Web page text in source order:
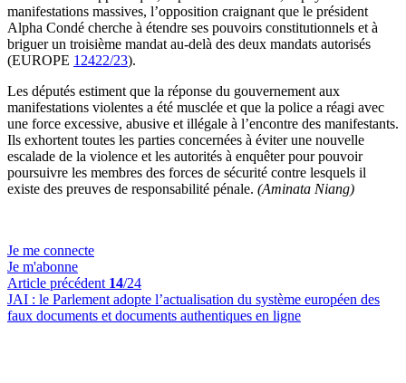
manifestations massives, l’opposition craignant que le président
Alpha Condé cherche à étendre ses pouvoirs constitutionnels et à
briguer un troisième mandat au-delà des deux mandats autorisés
(EUROPE 12422/23).
Les députés estiment que la réponse du gouvernement aux
manifestations violentes a été musclée et que la police a réagi avec
une force excessive, abusive et illégale à l’encontre des manifestants.
Ils exhortent toutes les parties concernées à éviter une nouvelle
escalade de la violence et les autorités à enquêter pour pouvoir
poursuivre les membres des forces de sécurité contre lesquels il
existe des preuves de responsabilité pénale. (Aminata Niang)
Je me connecte
Je m'abonne
Article précédent 14/24
JAI : le Parlement adopte l’actualisation du système européen des
faux documents et documents authentiques en ligne